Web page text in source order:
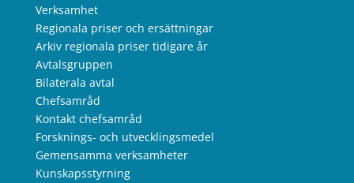
Verksamhet
Regionala priser och ersättningar
Arkiv regionala priser tidigare år
Avtalsgruppen
Bilaterala avtal
Chefsamråd
Kontakt chefsamråd
Forsknings- och utvecklingsmedel
Gemensamma verksamheter
Kunskapsstyrning